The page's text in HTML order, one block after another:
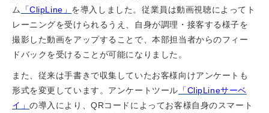
ム
「ClipLine」 を導入しました。従業員は動画視聴によってト
レーニングを受けられるうえ、自身が調理・接客する様子を
撮影した動画をアップすることで、本部担当者からのフィー
ドバックを受けることが可能になりました。
また、従来は手書きで収集していたお客様向けアンケートも
形式を変更しています。アンケートツール 「ClipLineサーベ
イ」の導入により、QRコードによってお客様自身のスマート